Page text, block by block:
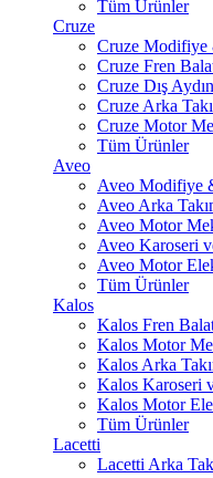
Tüm Ürünler
Cruze
Cruze Modifiye
Cruze Fren
Cruze Dış
Cruze Arka
Cruze Motor
Tüm Ürünler
Aveo
Aveo Modifiye
Aveo Arka
Aveo Motor
Aveo Karoseri
Aveo Motor
Tüm Ürünler
Kalos
Kalos Fren
Kalos Motor
Kalos Arka
Kalos Karoseri
Kalos Motor
Tüm Ürünler
Lacetti
Lacetti Arka